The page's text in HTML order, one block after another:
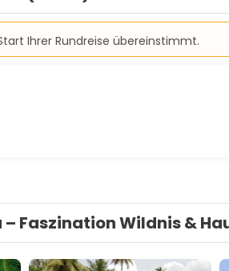
Ihrer Rundreise übereinstimmt.
Faszination Wildnis &